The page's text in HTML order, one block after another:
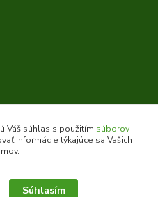
Váš súhlas s použitím súborov
informácie týkajúce sa Vašich
Súhlasím